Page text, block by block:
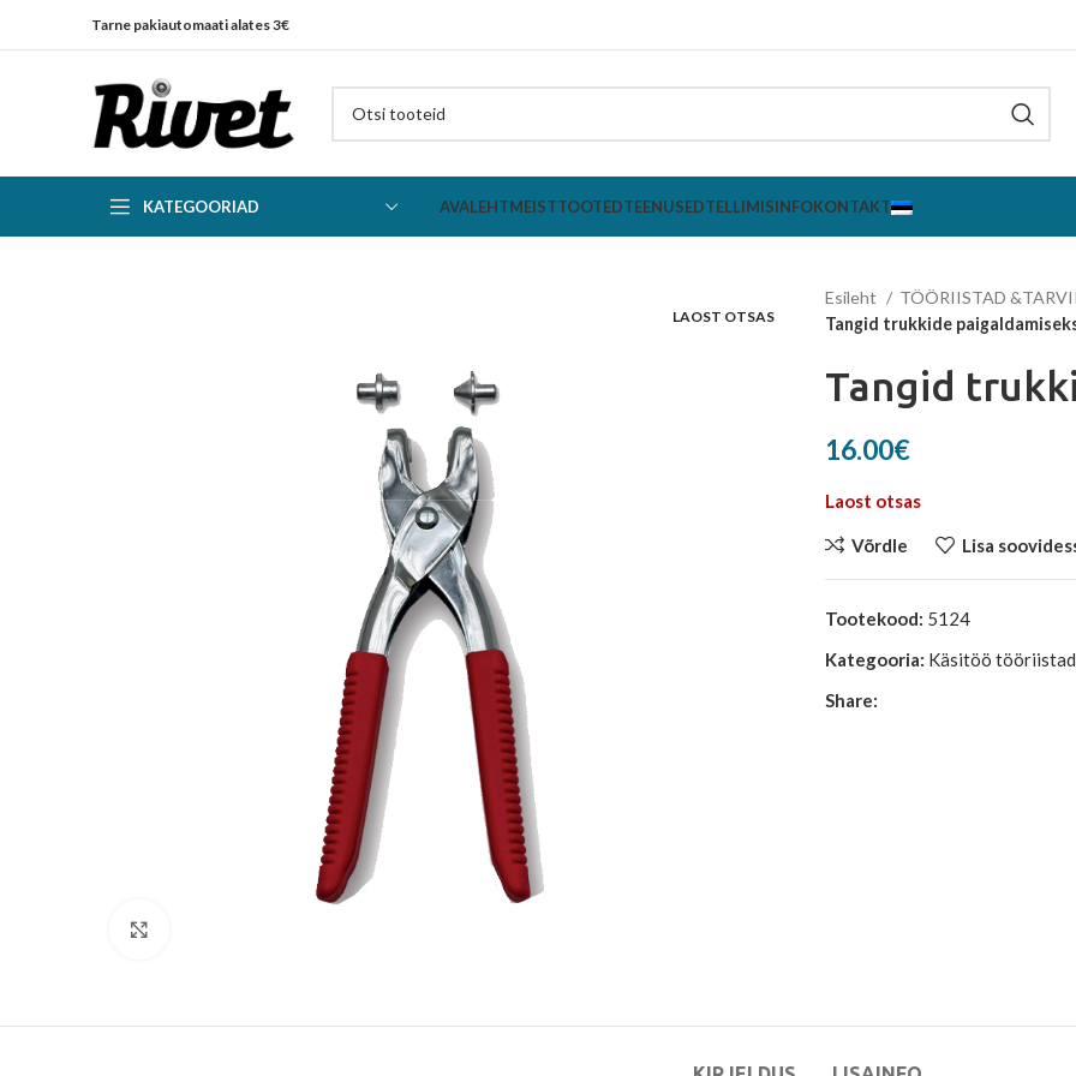
Tarne pakiautomaati alates 3€
KATEGOORIAD AVALEHTMEISTTOOTEDTEENUSEDTELLIMISINFOKONTAKT
LAOST OTSAS
Esileht
TÖÖRIISTAD
Tangid trukkide
Tangid
16.00€
Laost otsas
Võrdle Lisa
Tootekood: 5124
Kategooria: Käsitöö tööriistad
Share: